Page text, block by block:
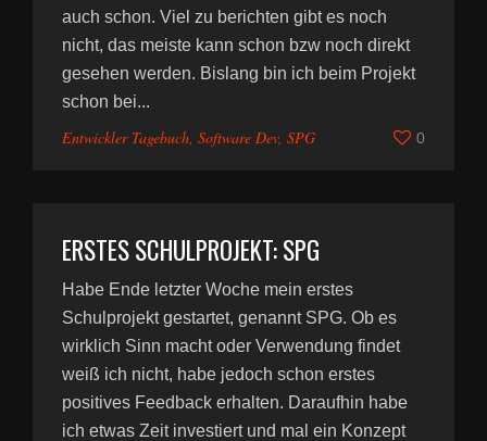
auch schon. Viel zu berichten gibt es noch
nicht, das meiste kann schon bzw noch direkt
gesehen werden. Bislang bin ich beim Projekt
schon bei...
Entwickler Tagebuch, Software Dev, SPG 0
ERSTES SCHULPROJEKT: SPG
Habe Ende letzter Woche mein erstes
Schulprojekt gestartet, genannt SPG. Ob es
wirklich Sinn macht oder Verwendung findet
weiß ich nicht, habe jedoch schon erstes
positives Feedback erhalten. Daraufhin habe
ich etwas Zeit investiert und mal ein Konzept